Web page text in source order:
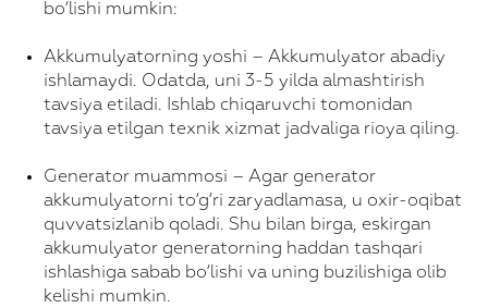
bo‘lishi mumkin:
Akkumulyatorning yoshi – Akkumulyator abadiy
ishlamaydi. Odatda, uni 3-5 yilda almashtirish
tavsiya etiladi. Ishlab chiqaruvchi tomonidan
tavsiya etilgan texnik xizmat jadvaliga rioya qiling.
Generator muammosi – Agar generator
akkumulyatorni to‘g‘ri zaryadlamasa, u oxir-oqibat
quvvatsizlanib qoladi. Shu bilan birga, eskirgan
akkumulyator generatorning haddan tashqari
ishlashiga sabab bo‘lishi va uning buzilishiga olib
kelishi mumkin.